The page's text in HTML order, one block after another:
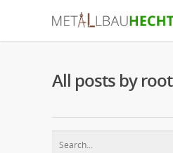
All posts by root